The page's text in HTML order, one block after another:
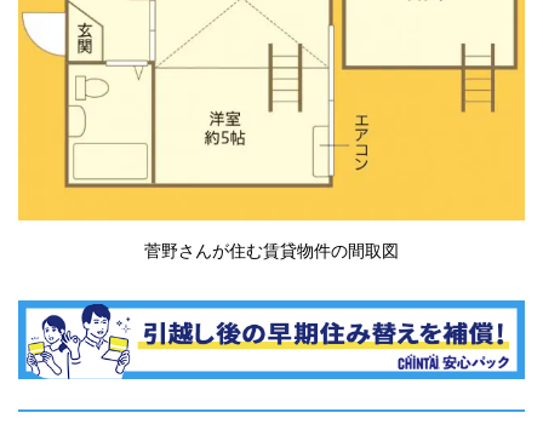
菅野さんが住む賃貸物件の間取図